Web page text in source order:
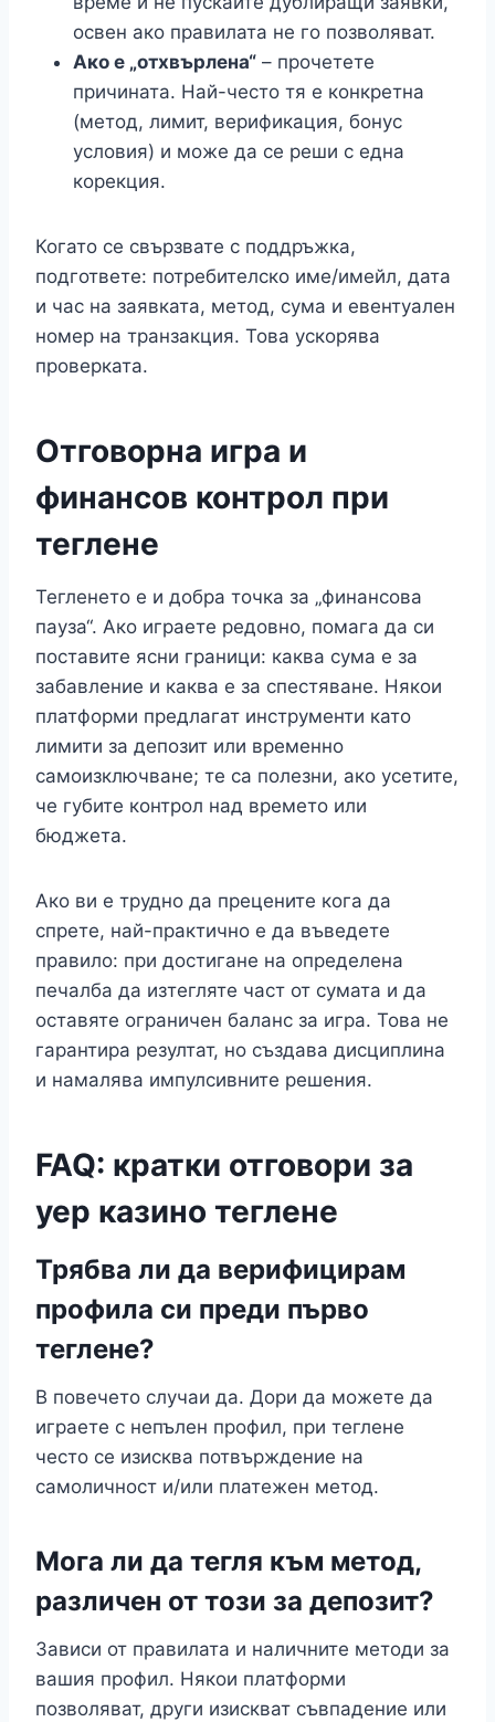
освен ако правилата не го позволяват.
Ако е „отхвърлена“ – прочетете
причината. Най-често тя е конкретна
(метод, лимит, верификация, бонус
условия) и може да се реши с една
корекция.
Когато се свързвате с поддръжка,
подгответе: потребителско име/имейл, дата
и час на заявката, метод, сума и евентуален
номер на транзакция. Това ускорява
проверката.
Отговорна игра и
финансов контрол при
теглене
Тегленето е и добра точка за „финансова
пауза“. Ако играете редовно, помага да си
поставите ясни граници: каква сума е за
забавление и каква е за спестяване. Някои
платформи предлагат инструменти като
лимити за депозит или временно
самоизключване; те са полезни, ако усетите,
че губите контрол над времето или
бюджета.
Ако ви е трудно да прецените кога да
спрете, най-практично е да въведете
правило: при достигане на определена
печалба да изтегляте част от сумата и да
оставяте ограничен баланс за игра. Това не
гарантира резултат, но създава дисциплина
и намалява импулсивните решения.
FAQ: кратки отговори за
yep казино теглене
Трябва ли да верифицирам
профила си преди първо
теглене?
В повечето случаи да. Дори да можете да
играете с непълен профил, при теглене
често се изисква потвърждение на
самоличност и/или платежен метод.
Мога ли да тегля към метод,
различен от този за депозит?
Зависи от правилата и наличните методи за
вашия профил. Някои платформи
позволяват, други изискват съвпадение или